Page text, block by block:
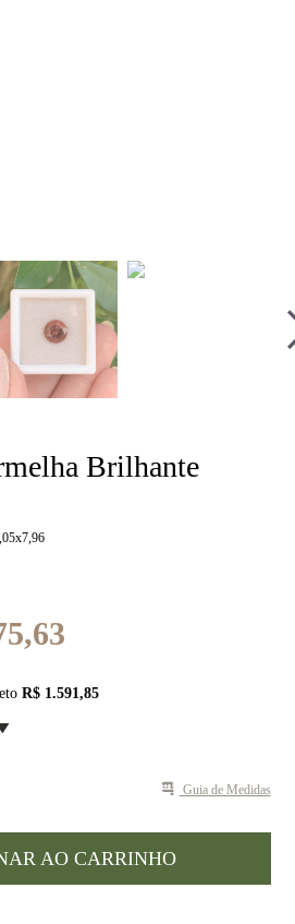
Brilhante
R$ 1.591,85
Guia de Medidas